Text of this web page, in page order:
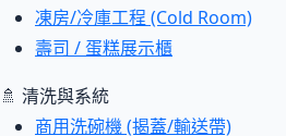
凍房/冷庫工程 (Cold Room)
壽司 / 蛋糕展示櫃
🚿 清洗與系統
商用洗碗機 (揭蓋/輸送帶)